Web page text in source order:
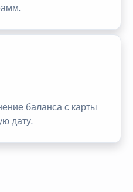
баланса с карты
дату.